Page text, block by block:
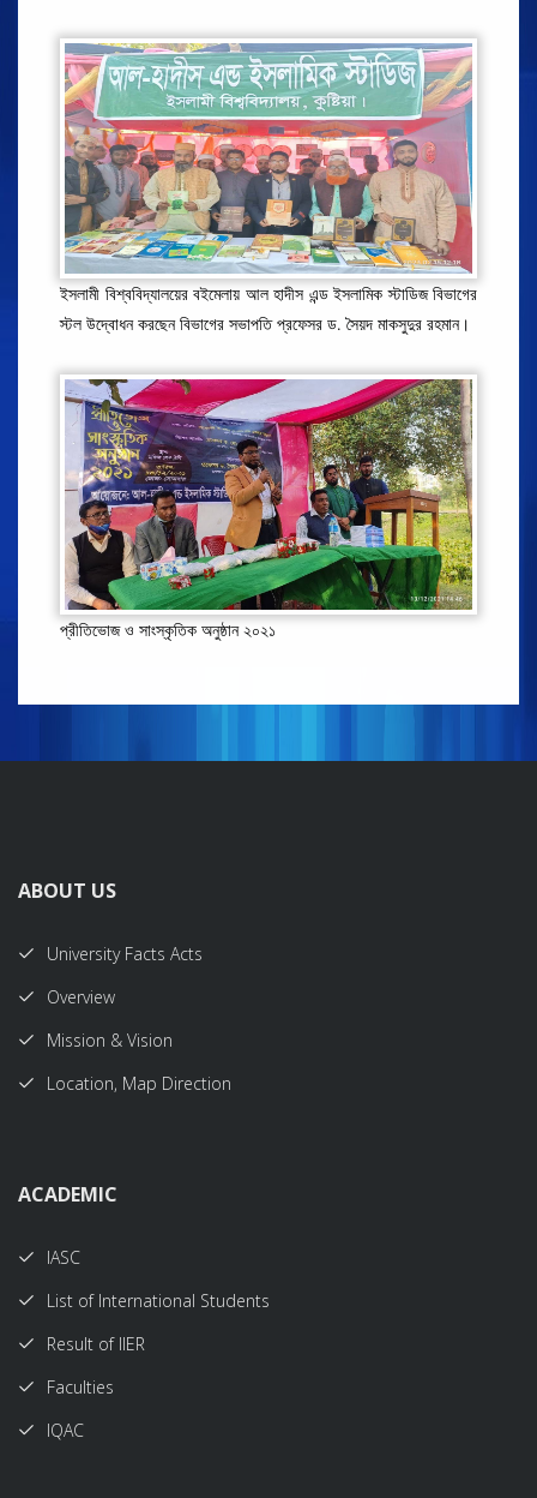
ইসলামী বিশ্ববিদ্যালয়ের বইমেলায় আল হাদীস এন্ড ইসলামিক স্টাডিজ বিভাগের
স্টল উদ্বোধন করছেন বিভাগের সভাপতি প্রফেসর ড. সৈয়দ মাকসুদুর রহমান।
প্রীতিভোজ ও সাংস্কৃতিক অনুষ্ঠান ২০২১
ABOUT US
University Facts Acts
Overview
Mission & Vision
Location, Map Direction
ACADEMIC
IASC
List of International Students
Result of IIER
Faculties
IQAC